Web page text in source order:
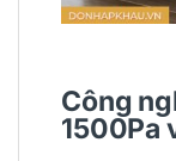
Công
1500Pa